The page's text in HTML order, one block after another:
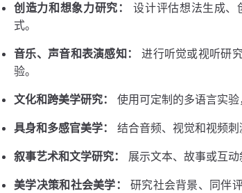
创造力和想象力研究：
设计评估想法生成、
式。
音乐、声音和表演感知：
进行听觉或视听研
验。
文化和跨美学研究： 使用可定制的多语言实
具身和多感官美学： 结合音频、视觉和视频刺
叙事艺术和文学研究： 展示文本、故事或互
美学决策和社会美学：
研究社会背景、同伴